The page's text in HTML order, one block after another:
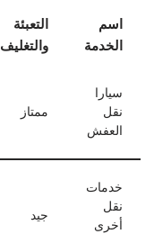
اسم
الخدمة
التعبئة
والتغليف
سيارا
نقل
العفش
ممتاز
خدمات
نقل
أخرى
جيد